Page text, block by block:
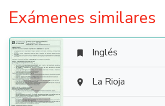
Exámenes similares

 Inglés
 La Rioja